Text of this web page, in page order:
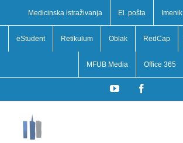
Medicinska istraživanja El. pošta Imenik
eStudent Retikulum Oblak RedCap
MFUB Media Office 365
YouTube